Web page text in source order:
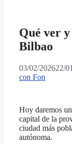
Qué ver
Bilbao
03/02/202622/
con Fon
Hoy daremos
capital de la
ciudad más
autónoma.